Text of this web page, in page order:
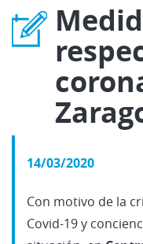
14/03/2020
Con motivo de la
Covid-19 y